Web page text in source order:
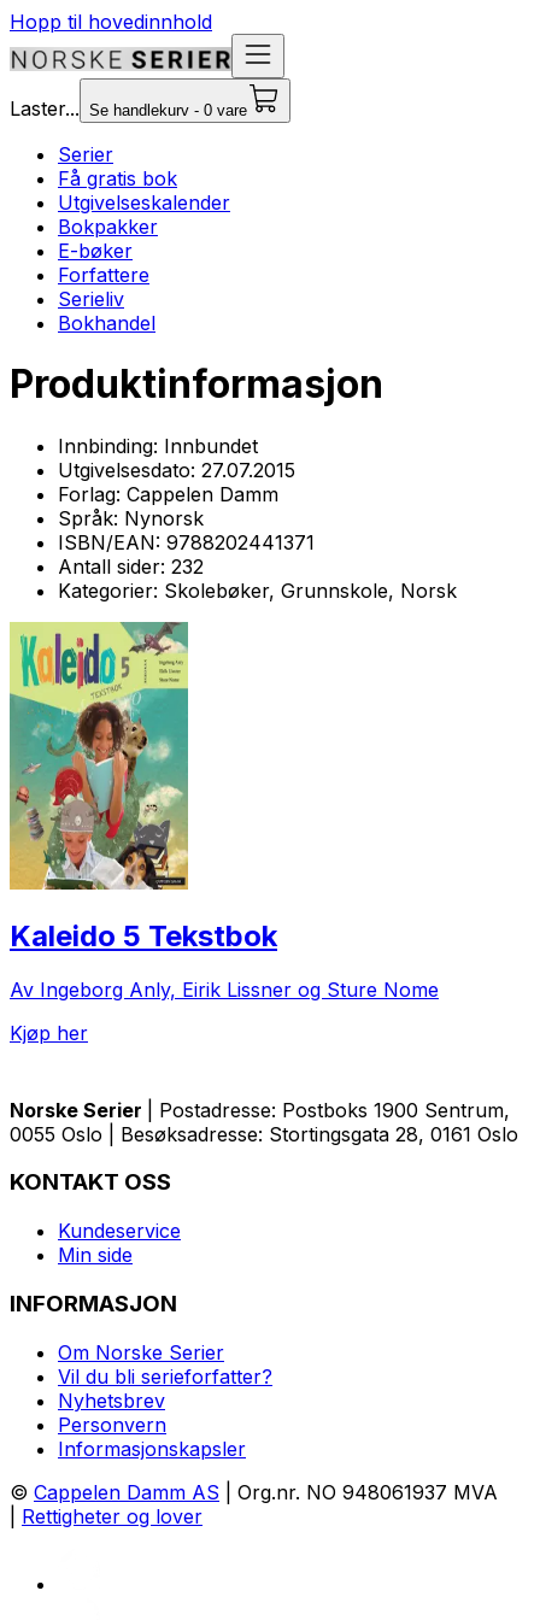
Hopp til hovedinnhold
Laster... Se handlekurv - 0 vare
Serier
Få gratis bok
Utgivelseskalender
Bokpakker
E-bøker
Forfattere
Serieliv
Bokhandel
Produktinformasjon
Innbinding: Innbundet
Utgivelsesdato: 27.07.2015
Forlag: Cappelen Damm
Språk: Nynorsk
ISBN/EAN: 9788202441371
Antall sider: 232
Kategorier: Skolebøker, Grunnskole, Norsk
Kaleido 5 Tekstbok
Av Ingeborg Anly, Eirik Lissner og Sture Nome
Kjøp her
Norske Serier
| Postadresse: Postboks 1900 Sentrum,
0055 Oslo | Besøksadresse: Stortingsgata 28, 0161 Oslo
KONTAKT OSS
Kundeservice
Min side
INFORMASJON
Om Norske Serier
Vil du bli serieforfatter?
Nyhetsbrev
Personvern
Informasjonskapsler
© Cappelen Damm AS | Org.nr. NO 948061937 MVA
Rettigheter og lover